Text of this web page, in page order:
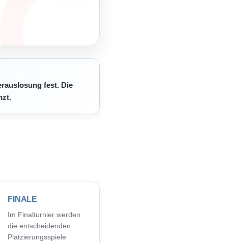
fest. Die
FINALE
Im Finalturnier werden
die entscheidenden
Platzierungsspiele